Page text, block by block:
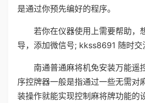
是通过你预先编好的程序。
若你在仪器使用上需要帮助，
导，添加微信号; kkss8691 随时交
南通普通麻将机免安装万能遥
序控牌器一般是指通过一些无需对
装操作就能实现控制麻将牌功能的